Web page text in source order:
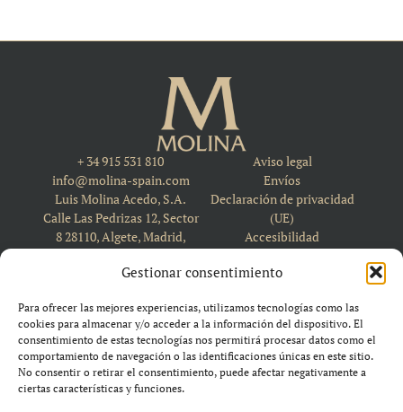
Gestionar consentimiento
Para ofrecer las mejores experiencias, utilizamos tecnologías como las
cookies para almacenar y/o acceder a la información del dispositivo. El
consentimiento de estas tecnologías nos permitirá procesar datos como el
comportamiento de navegación o las identificaciones únicas en este sitio.
No consentir o retirar el consentimiento, puede afectar negativamente a
ciertas características y funciones.
+ 34 915 531 810
info@molina-spain.com
Luis Molina Acedo, S.A.
Calle Las Pedrizas 12, Sector
8 28110, Algete, Madrid,
Aviso legal
Envíos
Declaración de privacidad
(UE)
Accesibilidad